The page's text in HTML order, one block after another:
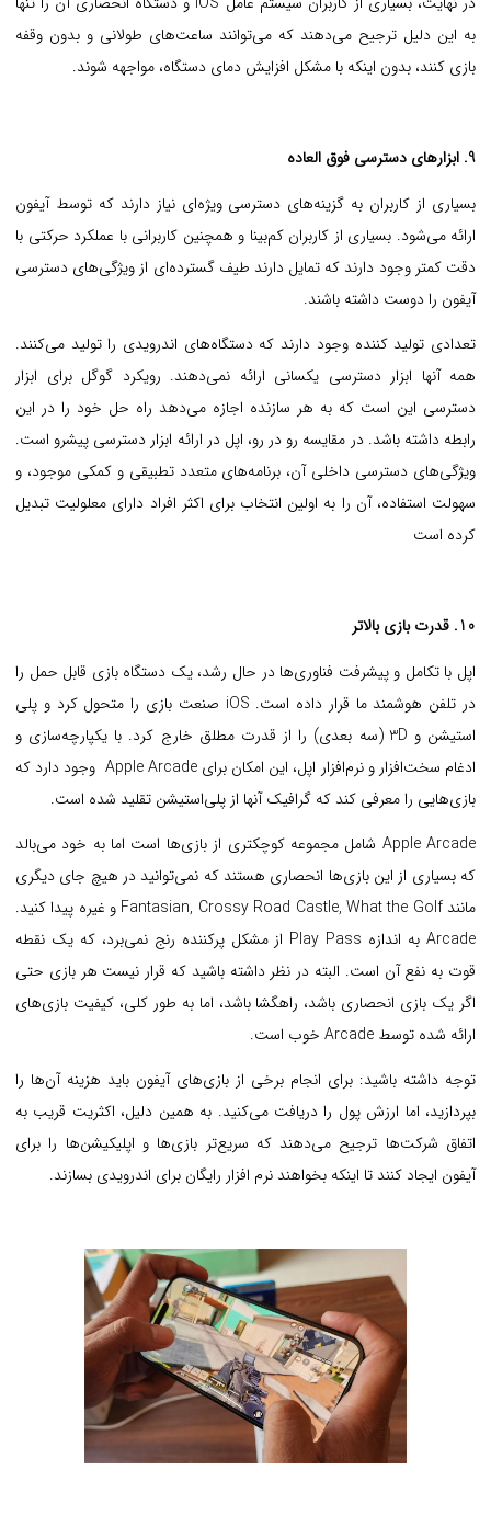
به این دلیل ترجیح می‌دهند که می‌توانند ساعت‌های طولانی و بدون وقفه
بازی کنند، بدون اینکه با مشکل افزایش دمای دستگاه، مواجهه شوند.
9. ابزارهای دسترسی فوق العاده
بسیاری از کاربران به گزینه‌های دسترسی ویژه‌ای نیاز دارند که توسط آیفون
ارائه می‌شود. بسیاری از کاربران کم‌‌بینا و همچنین کاربرانی با عملکرد حرکتی با
دقت کمتر وجود دارند که تمایل دارند طیف گسترده‌ای از ویژگی‌های دسترسی
آیفون را دوست داشته باشند.
تعدادی تولید کننده وجود دارند که دستگاه‌های اندرویدی را تولید می‌کنند.
همه آنها ابزار دسترسی یکسانی ارائه نمی‌دهند. رویکرد گوگل برای ابزار
دسترسی این است که به هر سازنده اجازه می‌دهد راه حل خود را در این
رابطه داشته باشد. در مقایسه رو در رو، اپل در ارائه ابزار دسترسی پیشرو است.
ویژگی‌های دسترسی داخلی آن، برنامه‌های متعدد تطبیقی و کمکی موجود، و
سهولت استفاده، آن را به اولین انتخاب برای اکثر افراد دارای معلولیت تبدیل
کرده است
10. قدرت بازی بالاتر
اپل با تکامل و پیشرفت فناوری‌ها در حال رشد، یک دستگاه بازی قابل حمل را
در تلفن هوشمند ما قرار داده است. iOS صنعت بازی را متحول کرد و پلی
استیشن و 3D (سه بعدی) را از قدرت مطلق خارج کرد. با یکپارچه‌سازی و
ادغام سخت‌افزار و نرم‌افزار اپل، این امکان برای Apple Arcade وجود دارد که
بازی‌هایی را معرفی کند که گرافیک آنها از پلی‌استیشن تقلید شده است.
Apple Arcade شامل مجموعه کوچکتری از بازی‌ها است اما به خود می‌بالد
که بسیاری از این بازی‌ها انحصاری هستند که نمی‌توانید در هیچ جای دیگری
مانند Fantasian, Crossy Road Castle, What the Golf و غیره پیدا کنید.
Arcade به اندازه Play Pass از مشکل پرکننده رنج نمی‌برد، که یک نقطه
قوت به نفع آن است. البته در نظر داشته باشید که قرار نیست هر بازی حتی
اگر یک بازی انحصاری باشد، راهگشا باشد، اما به طور کلی، کیفیت بازی‌های
ارائه شده توسط Arcade خوب است.
توجه داشته باشید: برای انجام برخی از بازی‌های آیفون باید هزینه آن‌ها را
بپردازید، اما ارزش پول را دریافت می‌کنید. به همین دلیل، اکثریت قریب به
اتفاق شرکت‌ها ترجیح می‌دهند که سریع‌تر بازی‌ها و اپلیکیشن‌ها را برای
آیفون ایجاد ‌کنند تا اینکه بخواهند نرم افزار رایگان برای اندرویدی بسازند.